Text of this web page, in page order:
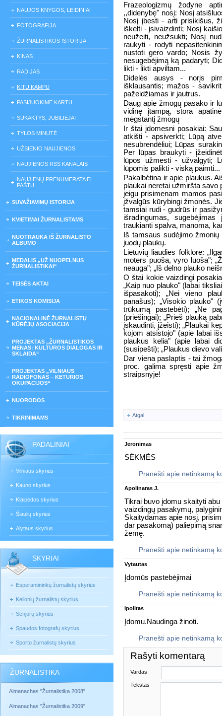
NAUJOS KNYGOS, LEIDINIAI
FOTOGRAFIJA
ŽURNALISTIKOS ISTORIJA
KINAS
RADIJAS
KITU KAMPU
PASIJUOKIME KARTU
SUKAKTYS, JUBILIEJAI
TYLOS MINUTĖ
UŽSIENIO NAUJIENOS
NAUJIENOS RSS KANALAIS
NAUJIENŲ PRENUMERATA EL.
PAŠTU
SUVAŽIAVIMŲ ISTORIJA
KVIETIMAI ŽURNALISTAMS
NUOTRAUKA IŠ ŽURNALISTO
ALBUMO
MEDALIS „UŽ NUOPELNUS
ŽURNALISTIKAI“
TEISĖS AKTAI
ETIKOS KOMISIJA
NACIONALINĖ ŽURNALISTŲ
KŪRĖJŲ ASOCIACIJA
PROJEKTAS „ŽURNALISTIKOS
MENAS: KULTŪROS DIALOGAS IR
SKLAIDA“
PROJEKTAS „VILNIAUS
RADIOFONAS – KETURIOS
OKUPACIJOS“
NUORODOS
TIKRINIMAMS
PADALINIAI
Vilniaus skyrius
Kauno skyrius
Klaipėdos skyrius
Šiaulių skyrius
Alytaus skyrius
SKYRIAI
Esperantininkų žurnalistų skyrius
Kelionių žurnalistų skyrius
Senjorų skyrius
Spaudos fotografų skyrius
Sporto žurnalistų skyrius
ŽURNALISTIKA
Almanachas "Žurnalistika 2008"
Almanachas "Žurnalistika 2009"
Frazeologizmų žodyne
,,didenybę" nosį: Nosį
Nosį įbesti - arti prisikišus,
iškelti - įsivaizdinti; Nosį
neužeiti, neužsukti; Nosį
raukyti - rodyti
nustoti gero vardo; Nosis
nesugebėjimą ką padaryti;
likti - likti apviltam...
Didelės ausys - norįs
išklausantis; mažos -
pažeidžiamas ir jautrus.
Daug apie žmogų pasako ir
vidinę įtampą, stora
mėgstantį žmogų
Ir štai įdomesni posakiai:
atkišti - apsiverkti; Lūpą
nesubrendėliui; Lūpas
Per lūpas braukyti -
lūpos užmesti - užvalgyti;
lūpomis palikti - viską paimti...
Pakalbėtina ir apie plaukus.
plaukai neretai užmiršta savo
jeigu prisimenam mamos
įžvalgūs kūrybingi žmonės.
tamsiai rudi - gudrūs ir
išradingumas,
traukianti spalva, manoma,
Iš tamsaus sudėjimo
juodų plaukų.
Lietuvių liaudies folklore:
moters puoša, vyro luoša";
neauga"; „Iš delno plauko
O štai kokie vaizdingi
„Kaip nuo plauko" (labai
išpasakoti); „Nei vieno
panašus); „Visokio plauko"
trūkumą pastebėti); „Ne
(priešingai); „Prieš plauką
įskaudinti, įžeisti); „Plaukai
kojom atsistojo" (apie labai
plaukus kelia" (apie labai
(susipešti); „Plaukus dievo
Dar viena paslaptis - tai
proc. galima spręsti apie
straipsnyje!
Atgal
Jeronimas
SĖKMĖS
Pranešti apie netinkamą
Apolinaras J.
Tikrai buvo įdomu skaityti
vaizdingų pasakymų,
Skaitydamas apie nosį,
dar pasakomą) paliepimą
žemę.
Pranešti apie netinkamą
Vytautas
Įdomūs pastebėjimai
Pranešti apie netinkamą
Ipolitas
Įdomu.Naudinga žinoti.
Pranešti apie netinkamą
Rašyti komentarą
Vardas
Tekstas